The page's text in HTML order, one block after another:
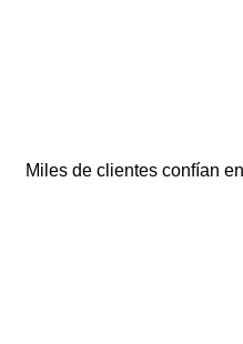
Miles de clientes confían